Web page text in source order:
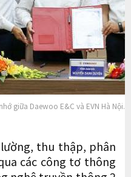
giữa Daewoo E&C và EVN Hà Nội.
thu thập, phân
các công tơ thông